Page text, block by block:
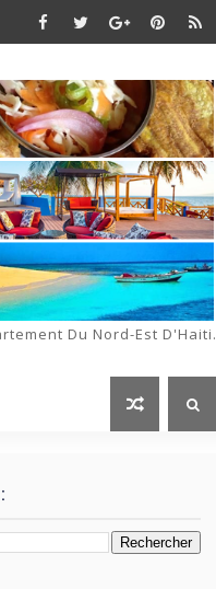
Du Nord-Est D'Haiti.